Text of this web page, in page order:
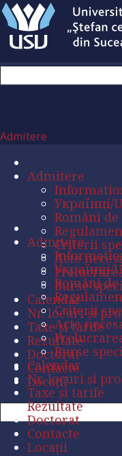
Admitere
Admitere
Українці/
Români
Criterii
Acte
Burse
Calendar
Nr. locuri și
Taxe și tarife
Rezultate
Doctorat
Contacte
Locații
Admitere
Українці/
Români
Criterii
Acte
Burse
Calendar
Nr. locuri și
Taxe și tarife
Rezultate
Doctorat
Contacte
Locații